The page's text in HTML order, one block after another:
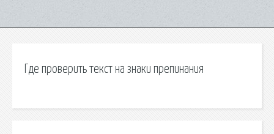
Где проверить текст на знаки препинания